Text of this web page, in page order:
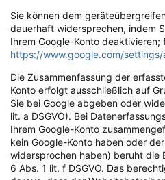
Sie können dem
dauerhaft widersprechen, indem
Ihrem Google-Konto
https://www.google.com/
Die Zusammenfassung der
Konto erfolgt ausschließlich auf
Sie bei Google abgeben oder
lit. a DSGVO). Bei
Ihrem Google-Konto
kein Google-Konto haben oder
widersprochen haben) beruht die
6 Abs. 1 lit. f DSGVO. Das